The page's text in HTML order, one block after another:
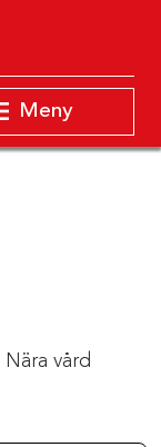
Meny
Nära vård